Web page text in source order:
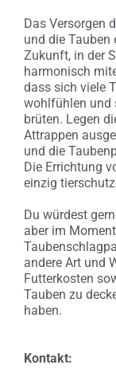
Das Versorgen
und die Tauben
Zukunft, in der
harmonisch
dass sich viele
wohlfühlen und
brüten. Legen
Attrappen
und die
Die Errichtung
einzig
Du würdest
aber im
andere Art und
Futterkosten
Tauben zu
haben.
Kontakt: